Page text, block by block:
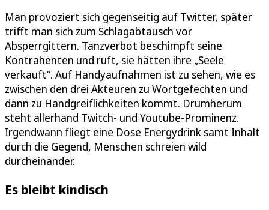
Man provoziert sich gegenseitig auf Twitter, später
trifft man sich zum Schlagabtausch vor
Absperrgittern. Tanzverbot beschimpft seine
Kontrahenten und ruft, sie hätten ihre „Seele
verkauft“. Auf Handyaufnahmen ist zu sehen, wie es
zwischen den drei Akteuren zu Wortgefechten und
dann zu Handgreiflichkeiten kommt. Drumherum
steht allerhand Twitch- und Youtube-Prominenz.
Irgendwann fliegt eine Dose Energydrink samt Inhalt
durch die Gegend, Menschen schreien wild
durcheinander.
Es bleibt kindisch